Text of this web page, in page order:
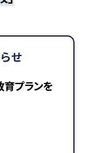
せ
プランを